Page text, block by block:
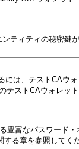
ティティの秘密
には、テストCAウ
テストCAウォレッ
富なパスワード
る章を参照してく